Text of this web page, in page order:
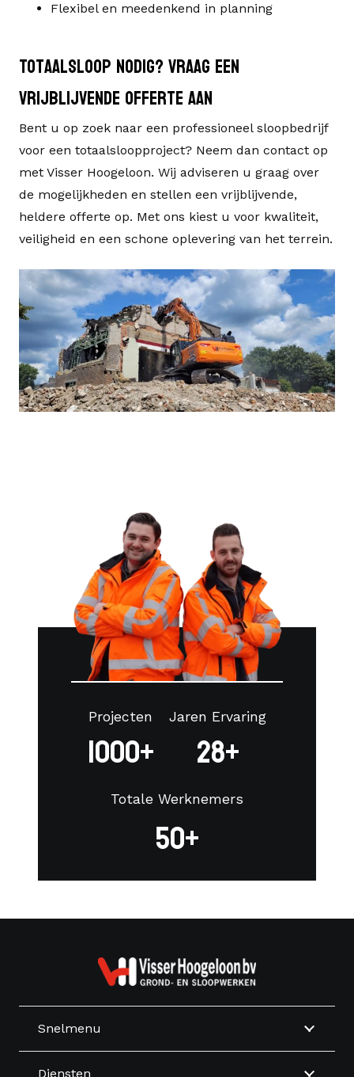
Flexibel en meedenkend in planning
Totaalsloop nodig? Vraag een
vrijblijvende offerte aan
Bent u op zoek naar een professioneel sloopbedrijf
voor een totaalsloopproject? Neem dan contact op
met Visser Hoogeloon. Wij adviseren u graag over
de mogelijkheden en stellen een vrijblijvende,
heldere offerte op. Met ons kiest u voor kwaliteit,
veiligheid en een schone oplevering van het terrein.
Projecten
1000+
Jaren Ervaring
28+
Totale Werknemers
50+
Snelmenu
Diensten